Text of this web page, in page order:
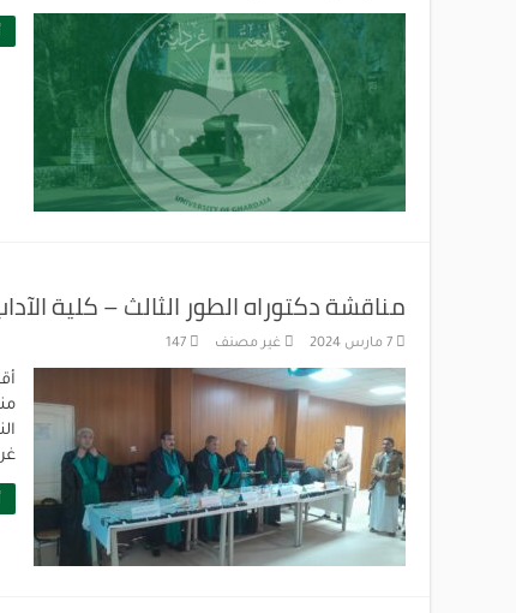
مناقشة دكتوراه الطور الثالث – كلية
7 مارس 2024 غير مصنف 147